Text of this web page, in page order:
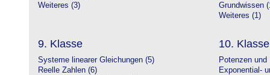
Weiteres (3)
Grundwissen
Weiteres (1)
9. Klasse
Systeme linearer Gleichungen (5)
Reelle Zahlen (6)
10. Klasse
Potenzen
Exponential-